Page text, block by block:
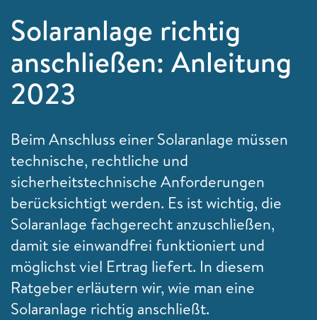
Solaranlage richtig
anschließen: Anleitung
2023
Beim Anschluss einer Solaranlage müssen
technische, rechtliche und
sicherheitstechnische Anforderungen
berücksichtigt werden. Es ist wichtig, die
Solaranlage fachgerecht anzuschließen,
damit sie einwandfrei funktioniert und
möglichst viel Ertrag liefert. In diesem
Ratgeber erläutern wir, wie man eine
Solaranlage richtig anschließt.